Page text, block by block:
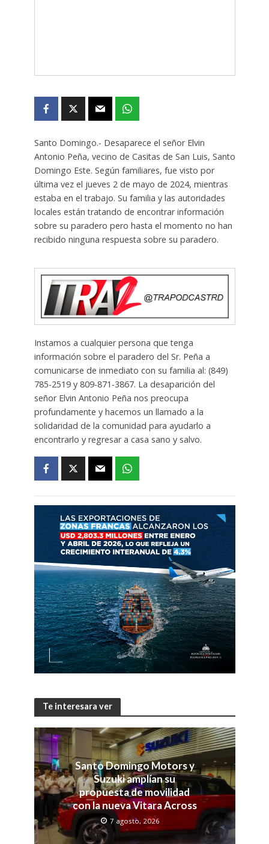
Santo Domingo.- Desaparece el señor Elvin
Antonio Peña, vecino de Casitas de San Luis, Santo
Domingo Este. Según familiares, fue visto por
última vez el jueves 2 de mayo de 2024, mientras
estaba en el trabajo. Su familia y las autoridades
locales están tratando de encontrar información
sobre su paradero pero hasta el momento no han
recibido ninguna respuesta sobre su paradero.
Instamos a cualquier persona que tenga
información sobre el paradero del Sr. Peña a
comunicarse de inmediato con su familia al: (849)
785-2519 y 809-871-3867. La desaparición del
señor Elvin Antonio Peña nos preocupa
profundamente y hacemos un llamado a la
solidaridad de la comunidad para ayudarlo a
encontrarlo y regresar a casa sano y salvo.
Te interesara ver
Santo Domingo Motors y
Suzuki amplían su
propuesta de movilidad
con la nueva Vitara Across
7 agosto, 2026